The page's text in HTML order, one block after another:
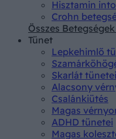
Hisztamin
Crohn
Összes
Tünet
Lepkehimlő
Skarlát tünetei
Alacsony
Csalánkiütés
Magas
ADHD tünetei
Magas